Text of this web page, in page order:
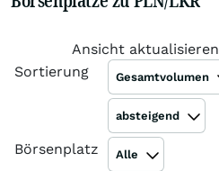
Ansicht aktualisieren
Sortierung
Gesamtvolumen
absteigend
Börsenplatz Alle